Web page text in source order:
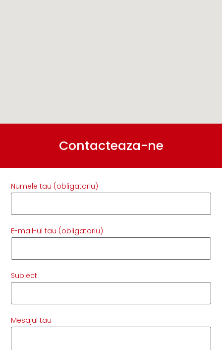
Contacteaza-ne
Numele tau (obligatoriu)
E-mail-ul tau (obligatoriu)
Subiect
Mesajul tau